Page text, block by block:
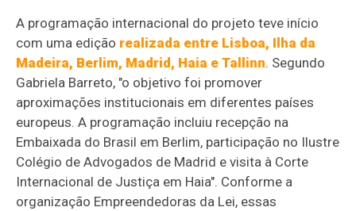
A programação internacional do projeto teve início
com uma edição realizada entre Lisboa, Ilha da
Madeira, Berlim, Madrid, Haia e Tallinn. Segundo
Gabriela Barreto, "o objetivo foi promover
aproximações institucionais em diferentes países
europeus. A programação incluiu recepção na
Embaixada do Brasil em Berlim, participação no Ilustre
Colégio de Advogados de Madrid e visita à Corte
Internacional de Justiça em Haia". Conforme a
organização Empreendedoras da Lei, essas